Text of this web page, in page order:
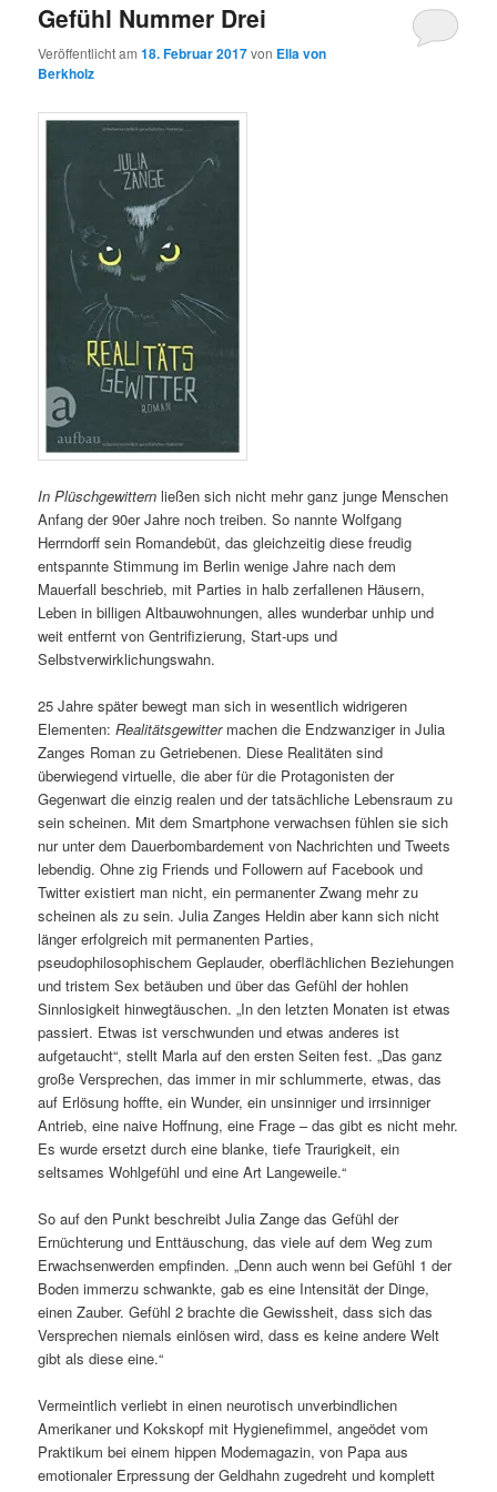
Gefühl Nummer Drei
Veröffentlicht am18. Februar 2017von Ella von
Berkholz
In Plüschgewitternließen sich nicht mehr ganz junge Menschen
Anfang der 90er Jahre noch treiben. So nannte Wolfgang
Herrndorff sein Romandebüt, das gleichzeitig diese freudig
entspannte Stimmung im Berlin wenige Jahre nach dem
Mauerfall beschrieb, mit Parties in halb zerfallenen Häusern,
Leben in billigen Altbauwohnungen, alles wunderbar unhip und
weit entfernt von Gentrifizierung, Start-ups und
Selbstverwirklichungswahn.
25 Jahre später bewegt man sich in wesentlich widrigeren
Elementen:Realitätsgewittermachen die Endzwanziger in Julia
Zanges Roman zu Getriebenen. Diese Realitäten sind
überwiegend virtuelle, die aber für die Protagonisten der
Gegenwart die einzig realen und der tatsächliche Lebensraum zu
sein scheinen. Mit dem Smartphone verwachsen fühlen sie sich
nur unter dem Dauerbombardement von Nachrichten und Tweets
lebendig. Ohne zig Friends und Followern auf Facebook und
Twitter existiert man nicht, ein permanenter Zwang mehr zu
scheinen als zu sein. Julia Zanges Heldin aber kann sich nicht
länger erfolgreich mit permanenten Parties,
pseudophilosophischem Geplauder, oberflächlichen Beziehungen
und tristem Sex betäuben und über das Gefühl der hohlen
Sinnlosigkeit hinwegtäuschen. „In den letzten Monaten ist etwas
passiert. Etwas ist verschwunden und etwas anderes ist
aufgetaucht“, stellt Marla auf den ersten Seiten fest. „Das ganz
große Versprechen, das immer in mir schlummerte, etwas, das
auf Erlösung hoffte, ein Wunder, ein unsinniger und irrsinniger
Antrieb, eine naive Hoffnung, eine Frage – das gibt es nicht mehr.
Es wurde ersetzt durch eine blanke, tiefe Traurigkeit, ein
seltsames Wohlgefühl und eine Art Langeweile.“
So auf den Punkt beschreibt Julia Zange das Gefühl der
Ernüchterung und Enttäuschung, das viele auf dem Weg zum
Erwachsenwerden empfinden. „Denn auch wenn bei Gefühl 1 der
Boden immerzu schwankte, gab es eine Intensität der Dinge,
einen Zauber. Gefühl 2 brachte die Gewissheit, dass sich das
Versprechen niemals einlösen wird, dass es keine andere Welt
gibt als diese eine.“
Vermeintlich verliebt in einen neurotisch unverbindlichen
Amerikaner und Kokskopf mit Hygienefimmel, angeödet vom
Praktikum bei einem hippen Modemagazin, von Papa aus
emotionaler Erpressung der Geldhahn zugedreht und komplett